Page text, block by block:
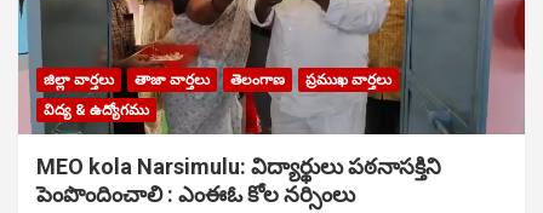
జిల్లా వార్తలు తాజా వార్తలు తెలంగాణ
ప్రముఖ వార్తలు
విద్య & ఉద్యోగము
MEO kola Narsimulu: విద్యార్థులు పఠ‌నాసక్తిని
పెంపొందించాలి : ఎంఈఓ కోల నర్సింలు